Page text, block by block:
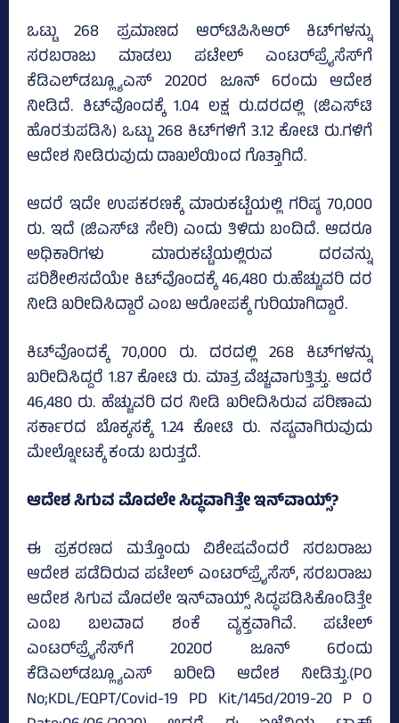
ಒಟ್ಟು 268 ಪ್ರಮಾಣದ ಆರ್‌ಟಿಪಿಸಿಆರ್‌ ಕಿಟ್‌ಗಳನ್ನು
ಸರಬರಾಜು ಮಾಡಲು ಪಟೇಲ್‌ ಎಂಟರ್‌ಪ್ರೈಸೆಸ್‌ಗೆ
ಕೆಡಿಎಲ್‌ಡಬ್ಲ್ಯೂಎಸ್‌ 2020ರ ಜೂನ್‌ 6ರಂದು ಆದೇಶ
ನೀಡಿದೆ. ಕಿಟ್‌ವೊಂದಕ್ಕೆ 1.04 ಲಕ್ಷ ರು.ದರದಲ್ಲಿ (ಜಿಎಸ್‌ಟಿ
ಹೊರತುಪಡಿಸಿ) ಒಟ್ಟು 268 ಕಿಟ್‌ಗಳಿಗೆ 3.12 ಕೋಟಿ ರು.ಗಳಿಗೆ
ಆದೇಶ ನೀಡಿರುವುದು ದಾಖಲೆಯಿಂದ ಗೊತ್ತಾಗಿದೆ.
ಆದರೆ ಇದೇ ಉಪಕರಣಕ್ಕೆ ಮಾರುಕಟ್ಟೆಯಲ್ಲಿ ಗರಿಷ್ಠ 70,000
ರು. ಇದೆ (ಜಿಎಸ್‌ಟಿ ಸೇರಿ) ಎಂದು ತಿಳಿದು ಬಂದಿದೆ. ಆದರೂ
ಅಧಿಕಾರಿಗಳು ಮಾರುಕಟ್ಟೆಯಲ್ಲಿರುವ ದರವನ್ನು
ಪರಿಶೀಲಿಸದೆಯೇ ಕಿಟ್‌ವೊಂದಕ್ಕೆ 46,480 ರು.ಹೆಚ್ಚುವರಿ ದರ
ನೀಡಿ ಖರೀದಿಸಿದ್ದಾರೆ ಎಂಬ ಆರೋಪಕ್ಕೆ ಗುರಿಯಾಗಿದ್ದಾರೆ.
ಕಿಟ್‌ವೊಂದಕ್ಕೆ 70,000 ರು. ದರದಲ್ಲಿ 268 ಕಿಟ್‌ಗಳನ್ನು
ಖರೀದಿಸಿದ್ದರೆ 1.87 ಕೋಟಿ ರು. ಮಾತ್ರ ವೆಚ್ಚವಾಗುತ್ತಿತ್ತು. ಆದರೆ
46,480 ರು. ಹೆಚ್ಚುವರಿ ದರ ನೀಡಿ ಖರೀದಿಸಿರುವ ಪರಿಣಾಮ
ಸರ್ಕಾರದ ಬೊಕ್ಕಸಕ್ಕೆ 1.24 ಕೋಟಿ ರು. ನಷ್ಟವಾಗಿರುವುದು
ಮೇಲ್ನೋಟಕ್ಕೆ ಕಂಡು ಬರುತ್ತದೆ.
ಆದೇಶ ಸಿಗುವ ಮೊದಲೇ ಸಿದ್ಧವಾಗಿತ್ತೇ ಇನ್‌ವಾಯ್ಸ್‌?
ಈ ಪ್ರಕರಣದ ಮತ್ತೊಂದು ವಿಶೇಷವೆಂದರೆ ಸರಬರಾಜು
ಆದೇಶ ಪಡೆದಿರುವ ಪಟೇಲ್‌ ಎಂಟರ್‌ಪ್ರೈಸೆಸ್‌, ಸರಬರಾಜು
ಆದೇಶ ಸಿಗುವ ಮೊದಲೇ ಇನ್‌ವಾಯ್ಸ್‌ ಸಿದ್ಧಪಡಿಸಿಕೊಂಡಿತ್ತೇ
ಎಂಬ ಬಲವಾದ ಶಂಕೆ ವ್ಯಕ್ತವಾಗಿವೆ. ಪಟೇಲ್‌
ಎಂಟರ್‌ಪ್ರೈಸೆಸ್‌ಗೆ 2020ರ ಜೂನ್‌ 6ರಂದು
ಕೆಡಿಎಲ್‌ಡಬ್ಲ್ಯೂಎಸ್‌ ಖರೀದಿ ಆದೇಶ ನೀಡಿತ್ತು.(PO
No;KDL/EQPT/Covid-19 PD Kit/145d/2019-20 P O